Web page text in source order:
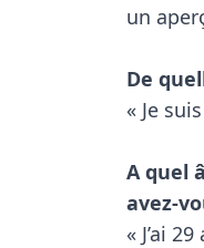
un
De
« Je
A quel
avez-
« J’ai